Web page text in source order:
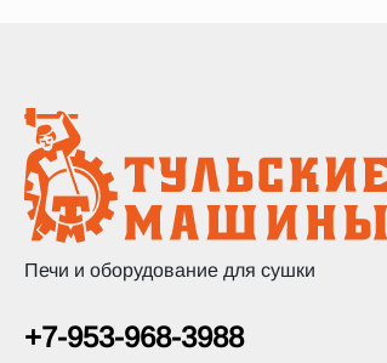
Печи и оборудование для сушки
+7-953-968-3988